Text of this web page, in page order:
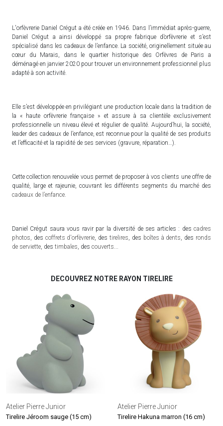
L'orfèvrerie Daniel Crégut a été créée en 1946. Dans l’immédiat après-guerre,
Daniel Crégut a ainsi développé sa propre fabrique d’orfèvrerie et s’est
spécialisé dans les cadeaux de l’enfance. La société, originellement située au
cœur du Marais, dans le quartier historique des Orfèvres de Paris a
déménagé en janvier 2020 pour trouver un environnement professionnel plus
adapté à son activité.
Elle s’est développée en privilégiant une production locale dans la tradition de
la « haute orfèvrerie française » et assure à sa clientèle exclusivement
professionnelle un niveau élevé et régulier de qualité. Aujourd’hui, la société,
leader des cadeaux de l’enfance, est reconnue pour la qualité de ses produits
et l’efficacité et la rapidité de ses services (gravure, réparation…).
Cette collection renouvelée vous permet de proposer à vos clients une offre de
qualité, large et rajeunie, couvrant les différents segments du marché des
cadeaux de l’enfance
Daniel Crégut saura vous ravir par la diversité de ses articles : des cadres
photos,
des coffrets d'orfèvrerie , destirelires , des boîtes à dents , des ronds
de serviette , des timbales , des couverts
DECOUVREZ NOTRE RAYON TIRELIRE
Atelier Pierre Junior
Tirelire Jéroom sauge (15 cm)
Atelier Pierre Junior
Tirelire Hakuna marron (16 cm)